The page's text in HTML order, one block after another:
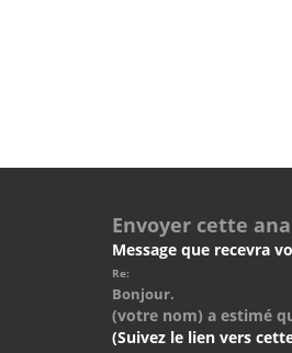
Envoyer cette
Message que recevra
Re:
Bonjour.
(votre nom) a estimé
(Suivez le lien vers